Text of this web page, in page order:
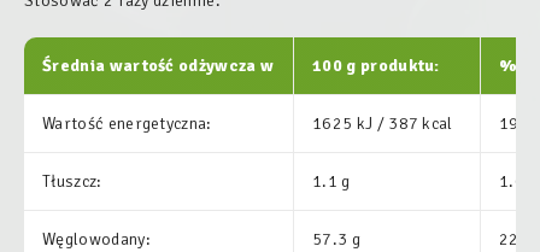
Średnia wartość odżywcza w 100 g produktu: %
Wartość energetyczna: 1625 kJ / 387 kcal 19.4
Tłuszcz: 1.1 g 1.6
Węglowodany: 57.3 g 22 %